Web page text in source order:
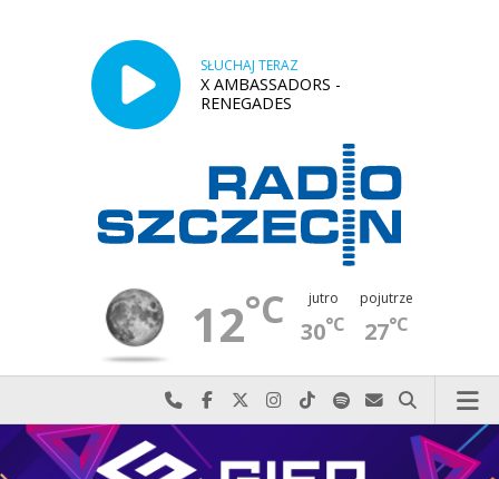
SŁUCHAJ TERAZ
X AMBASSADORS -
RENEGADES
12°C jutro
30°C
pojutrze
27°C
Najlepiej po prostu do nas zadzwoń
Odwiedź nas na Facebook-u
Odwiedź nas na X
Odwiedź nas na Instagram-ie
Odwiedź nas na TikTok-u
Szukaj nas na Spotify
Wyślij do nas
Szukaj